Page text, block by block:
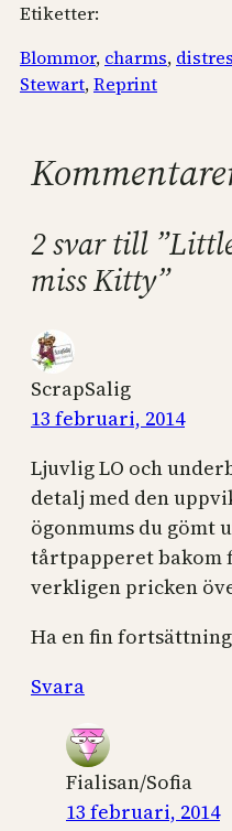
Etiketter:
Blommor, charms,
Stewart, Reprint
2 svar till
miss Kitty”
ScrapSalig
13 februari, 2014
Ljuvlig LO och
detalj med den
ögonmums du gömt
tårtpapperet bakom
verkligen pricken
Ha en fin
Svara
Fialisan/Sofia
13 februari, 2014